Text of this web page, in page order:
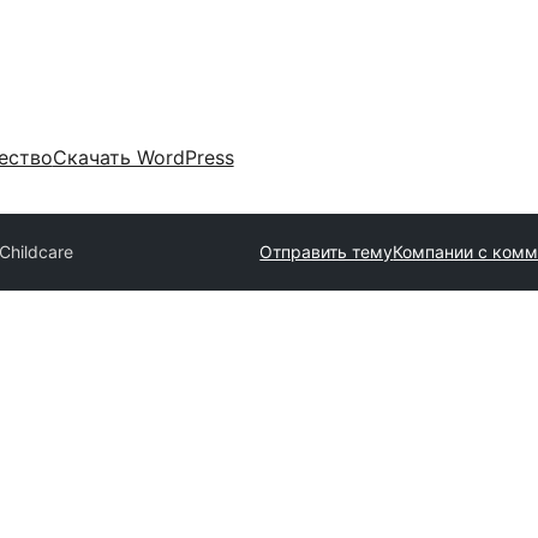
Скачать WordPress
Отправить темуКомпании с